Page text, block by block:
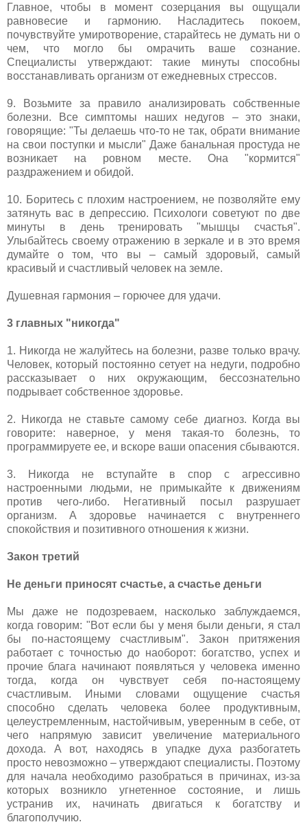
Главное, чтобы в момент созерцания вы ощущали
равновесие и гармонию. Насладитесь покоем,
почувствуйте умиротворение, старайтесь не думать ни о
чем, что могло бы омрачить ваше сознание.
Специалисты утверждают: такие минуты способны
восстанавливать организм от ежедневных стрессов.
9. Возьмите за правило анализировать собственные
болезни. Все симптомы наших недугов – это знаки,
говорящие: "Ты делаешь что-то не так, обрати внимание
на свои поступки и мысли" Даже банальная простуда не
возникает на ровном месте. Она "кормится"
раздражением и обидой.
10. Боритесь с плохим настроением, не позволяйте ему
затянуть вас в депрессию. Психологи советуют по две
минуты в день тренировать "мышцы счастья".
Улыбайтесь своему отражению в зеркале и в это время
думайте о том, что вы – самый здоровый, самый
красивый и счастливый человек на земле.
Душевная гармония – горючее для удачи.
3 главных "никогда"
1. Никогда не жалуйтесь на болезни, разве только врачу.
Человек, который постоянно сетует на недуги, подробно
рассказывает о них окружающим, бессознательно
подрывает собственное здоровье.
2. Никогда не ставьте самому себе диагноз. Когда вы
говорите: наверное, у меня такая-то болезнь, то
программируете ее, и вскоре ваши опасения сбываются.
3. Никогда не вступайте в спор с агрессивно
настроенными людьми, не примыкайте к движениям
против чего-либо. Негативный посыл разрушает
организм. А здоровье начинается с внутреннего
спокойствия и позитивного отношения к жизни.
Закон третий
Не деньги приносят счастье, а счастье деньги
Мы даже не подозреваем, насколько заблуждаемся,
когда говорим: "Вот если бы у меня были деньги, я стал
бы по-настоящему счастливым". Закон притяжения
работает с точностью до наоборот: богатство, успех и
прочие блага начинают появляться у человека именно
тогда, когда он чувствует себя по-настоящему
счастливым. Иными словами ощущение счастья
способно сделать человека более продуктивным,
целеустремленным, настойчивым, уверенным в себе, от
чего напрямую зависит увеличение материального
дохода. А вот, находясь в упадке духа разбогатеть
просто невозможно – утверждают специалисты. Поэтому
для начала необходимо разобраться в причинах, из-за
которых возникло угнетенное состояние, и лишь
устранив их, начинать двигаться к богатству и
благополучию.